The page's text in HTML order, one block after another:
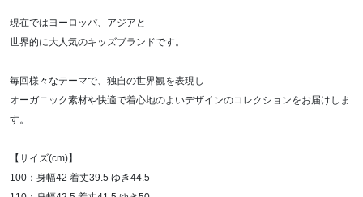
現在ではヨーロッパ、アジアと
世界的に大人気のキッズブランドです。
毎回様々なテーマで、独自の世界観を表現し
オーガニック素材や快適で着心地のよいデザインのコレクションをお届けしま
す。
【サイズ(cm)】
100：身幅42 着丈39.5 ゆき44.5